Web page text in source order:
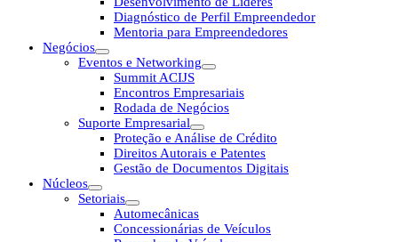
Diagnóstico de Perfil Empreendedor
Mentoria para Empreendedores
Negócios
Eventos e Networking
Summit ACIJS
Encontros Empresariais
Rodada de Negócios
Suporte Empresarial
Proteção e Análise de Crédito
Direitos Autorais e Patentes
Gestão de Documentos Digitais
Núcleos
Setoriais
Automecânicas
Concessionárias de Veículos